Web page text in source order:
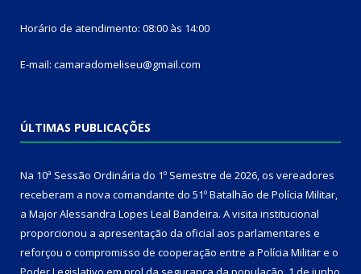
Horário de atendimento: 08:00 às 14:00
E-mail: camaradomeliseu@gmail.com
ÚLTIMAS PUBLICAÇÕES
Na 10ª Sessão Ordinária do 1º Semestre de 2026, os vereadores
receberam a nova comandante do 51º Batalhão de Polícia Militar,
a Major Alessandra Lopes Leal Bandeira. A visita institucional
proporcionou a apresentação da oficial aos parlamentares e
reforçou o compromisso de cooperação entre a Polícia Militar e o